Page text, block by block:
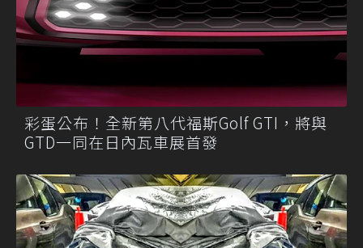
彩蛋公布！全新第八代福斯Golf GTI，將與
GTD一同在日內瓦車展首發